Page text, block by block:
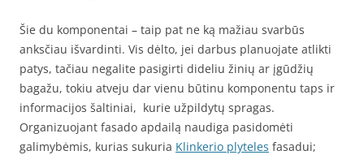
Šie du komponentai – taip pat ne ką mažiau svarbūs
anksčiau išvardinti. Vis dėlto, jei darbus planuojate atlikti
patys, tačiau negalite pasigirti dideliu žinių ar įgūdžių
bagažu, tokiu atveju dar vienu būtinu komponentu taps ir
informacijos šaltiniai, kurie užpildytų spragas.
Organizuojant fasado apdailą naudiga pasidomėti
galimybėmis, kurias sukuria Klinkerio plyteles fasadui;